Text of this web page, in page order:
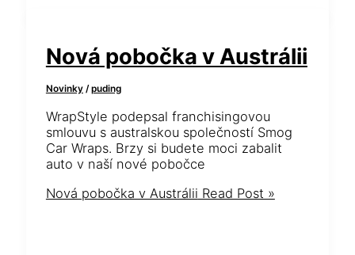
Nová pobočka v Austrálii
Novinky/puding
WrapStyle podepsal franchisingovou
smlouvu s australskou společností Smog
Car Wraps. Brzy si budete moci zabalit
auto v naší nové pobočce
Nová pobočka v Austrálii Read Post »